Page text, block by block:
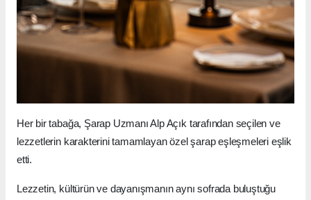
Her bir tabağa, Şarap Uzmanı Alp Açık tarafından seçilen ve
lezzetlerin karakterini tamamlayan özel şarap eşleşmeleri eşlik
etti.
Lezzetin, kültürün ve dayanışmanın aynı sofrada buluştuğu